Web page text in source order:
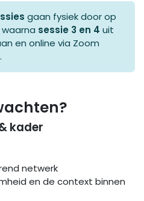
gaan fysiek door op
sessie 3 en 4 uit
en online via Zoom
kader
netwerk
en de context binnen